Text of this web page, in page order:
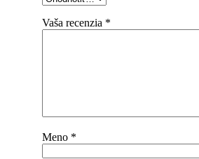
Vaša recenzia *
Meno *